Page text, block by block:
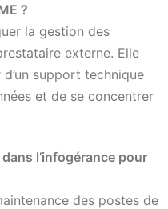
?
la gestion des
externe. Elle
support technique
et de se concentrer
l’infogérance pour
des postes de